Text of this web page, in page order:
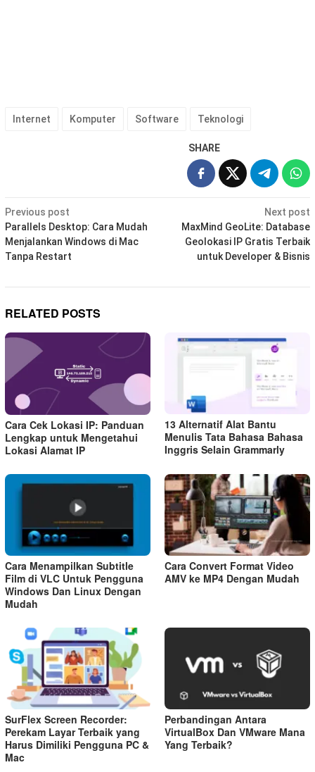
Internet Komputer Software Teknologi
SHARE
Post
navigation
Previous post
Parallels Desktop: Cara Mudah
Menjalankan Windows di Mac
Tanpa Restart
Next post
MaxMind GeoLite: Database
Geolokasi IP Gratis Terbaik
untuk Developer & Bisnis
RELATED POSTS
Cara Cek Lokasi IP: Panduan
Lengkap untuk Mengetahui
Lokasi Alamat IP
13 Alternatif Alat Bantu
Menulis Tata Bahasa Bahasa
Inggris Selain Grammarly
Cara Menampilkan Subtitle
Film di VLC Untuk Pengguna
Windows Dan Linux Dengan
Mudah
Cara Convert Format Video
AMV ke MP4 Dengan Mudah
SurFlex Screen Recorder:
Perekam Layar Terbaik yang
Harus Dimiliki Pengguna PC &
Mac
Perbandingan Antara
VirtualBox Dan VMware Mana
Yang Terbaik?